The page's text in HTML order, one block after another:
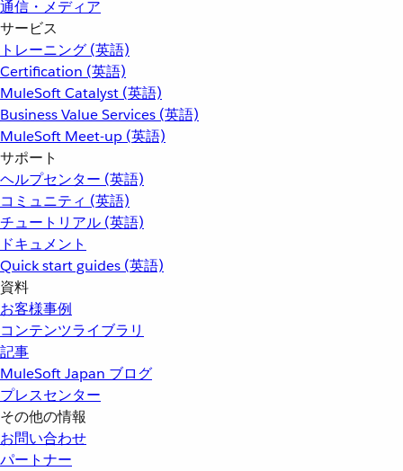
通信・メディア
サービス
トレーニング (英語)
Certification (英語)
MuleSoft Catalyst (英語)
Business Value Services (英語)
MuleSoft Meet-up (英語)
サポート
ヘルプセンター (英語)
コミュニティ (英語)
チュートリアル (英語)
ドキュメント
Quick start guides (英語)
資料
お客様事例
コンテンツライブラリ
記事
MuleSoft Japan ブログ
プレスセンター
その他の情報
お問い合わせ
パートナー